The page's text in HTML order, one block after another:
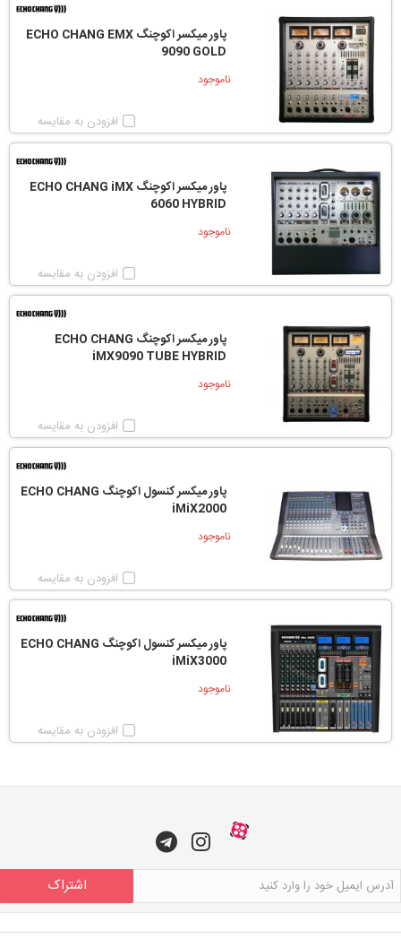
پاور میکسر اکوچنگ ECHO CHANG EMX
9090 GOLD
ناموجود
افزودن به مقایسه
پاور میکسر اکوچنگ ECHO CHANG iMX
6060 HYBRID
ناموجود
افزودن به مقایسه
پاور میکسر اکوچنگ ECHO CHANG
iMX9090 TUBE HYBRID
ناموجود
افزودن به مقایسه
پاور میکسر کنسول اکوچنگ ECHO CHANG
iMiX2000
ناموجود
افزودن به مقایسه
پاور میکسر کنسول اکوچنگ ECHO CHANG
iMiX3000
ناموجود
افزودن به مقایسه
اشتراک